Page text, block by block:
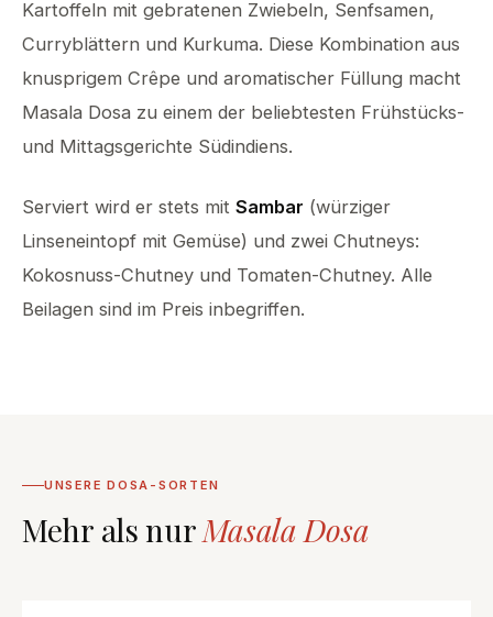
Kartoffeln mit gebratenen Zwiebeln, Senfsamen,
Curryblättern und Kurkuma. Diese Kombination aus
knusprigem Crêpe und aromatischer Füllung macht
Masala Dosa zu einem der beliebtesten Frühstücks-
und Mittagsgerichte Südindiens.
Serviert wird er stets mit Sambar (würziger
Linseneintopf mit Gemüse) und zwei Chutneys:
Kokosnuss-Chutney und Tomaten-Chutney. Alle
Beilagen sind im Preis inbegriffen.
UNSERE DOSA-SORTEN
Mehr als nurMasala Dosa